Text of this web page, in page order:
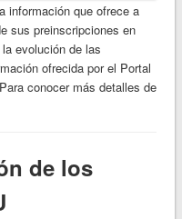
información que ofrece a
sus preinscripciones en
evolución de las
ofrecida por el Portal
conocer más detalles de
de los